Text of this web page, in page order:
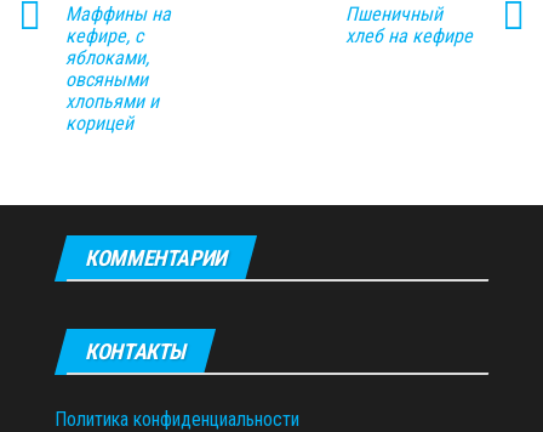
Маффины на
кефире, с
яблоками,
овсяными
хлопьями и
корицей
Пшеничный
хлеб на кефире
КОММЕНТАРИИ
КОНТАКТЫ
Политика конфиденциальности